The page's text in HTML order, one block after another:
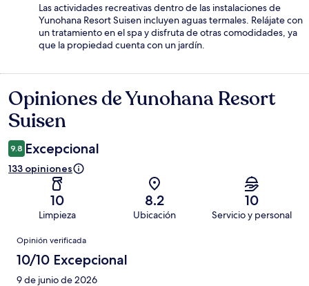
Las actividades recreativas dentro de las instalaciones de
Yunohana Resort Suisen incluyen aguas termales. Relájate con
un tratamiento en el spa y disfruta de otras comodidades, ya
que la propiedad cuenta con un jardín.
Opiniones
Opiniones de Yunohana Resort
Suisen
9.8 Excepcional
133 opiniones
10
Limpieza
8.2
Ubicación
10
Servicio y personal
Opiniones
Opinión verificada
10/10 Excepcional
9 de junio de 2026